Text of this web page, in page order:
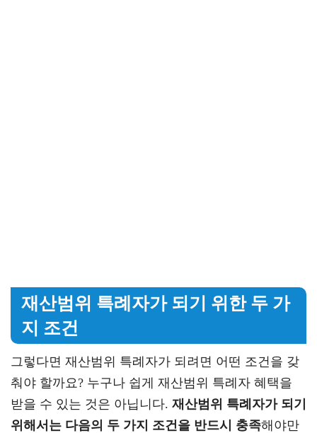
재산범위 특례자가 되기 위한 두 가
지 조건
그렇다면 재산범위 특례자가 되려면 어떤 조건을 갖
춰야 할까요? 누구나 쉽게 재산범위 특례자 혜택을
받을 수 있는 것은 아닙니다. 재산범위 특례자가 되기
위해서는 다음의 두 가지 조건을 반드시 충족해야만